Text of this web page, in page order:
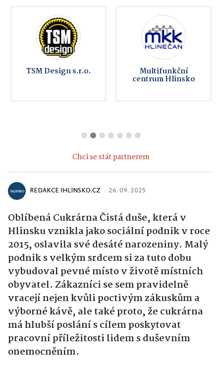
TSM Design s.r.o. Multifunkční
centrum Hlinsko
Chci se stát partnerem
REDAKCE IHLINSKO.CZ 26. 09. 2025
Oblíbená Cukrárna Čistá duše, která v
Hlinsku vznikla jako sociální podnik v roce
2015, oslavila své desáté narozeniny. Malý
podnik s velkým srdcem si za tuto dobu
vybudoval pevné místo v životě místních
obyvatel. Zákazníci se sem pravidelně
vracejí nejen kvůli poctivým zákuskům a
výborné kávě, ale také proto, že cukrárna
má hlubší poslání s cílem poskytovat
pracovní příležitosti lidem s duševním
onemocněním.